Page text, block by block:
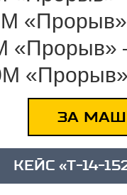
«Прорыв»
ЗА
КЕЙС «T-14-